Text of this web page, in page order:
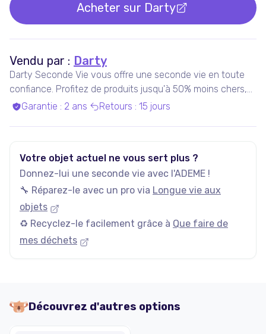
Acheter sur Darty
Vendu par : Darty
Darty Seconde Vie vous offre une seconde vie en toute
confiance. Profitez de produits jusqu'à 50% moins chers,
pris en charge par nos experts qualifiés, dans nos ateliers
Garantie : 2 ans Retours : 15 jours
Votre objet actuel ne vous sert plus ?
Donnez-lui une seconde vie avec l'ADEME !
🔧 Réparez-le avec un pro via Longue vie aux
objets
♻️ Recyclez-le facilement grâce à Que faire de
mes déchets
Découvrez d'autres options